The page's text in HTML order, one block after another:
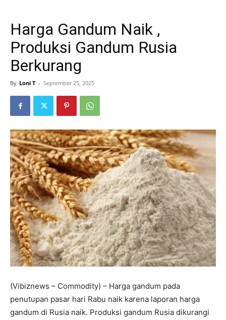
Harga Gandum Naik ,
Produksi Gandum Rusia
Berkurang
By Loni T - September 25, 2025
(Vibiznews – Commodity) – Harga gandum pada
penutupan pasar hari Rabu naik karena laporan harga
gandum di Rusia naik. Produksi gandum Rusia dikurangi